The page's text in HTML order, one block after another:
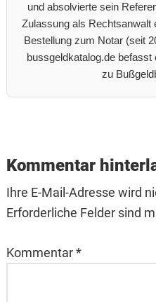
und absolvierte sein
Zulassung als Rechtsanwalt
Bestellung zum Notar (seit
bussgeldkatalog.de
zu
Interactions
Kommentar
Ihre E-Mail-Adresse wird
Erforderliche Felder sind
Kommentar*